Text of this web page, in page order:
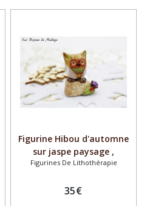
Figurine Hibou d'automne
sur jaspe paysage ,
animaux totems
Figurines De Lithothérapie
35€